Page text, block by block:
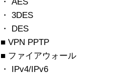
・ 3DES
・ DES
■ VPN PPTP
■ ファイアウォール
・ IPv4/IPv6